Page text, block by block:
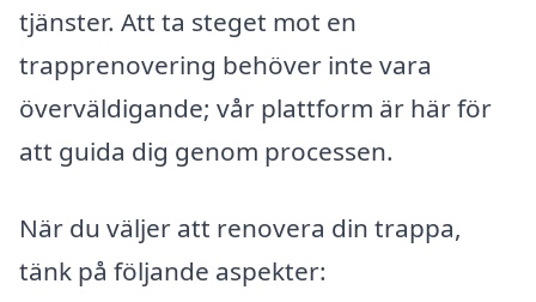
tjänster. Att ta steget mot en
trapprenovering behöver inte vara
överväldigande; vår plattform är här för
att guida dig genom processen.
När du väljer att renovera din trappa,
tänk på följande aspekter: